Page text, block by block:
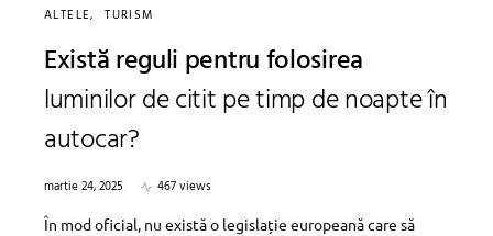
ALTELE TURISM
Există reguli pentru folosirea
luminilor de citit pe timp de noapte în
autocar?
martie 24, 2025
467 views
În mod oficial, nu există o legislație europeană care să